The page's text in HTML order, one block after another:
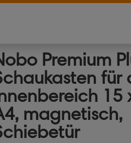
Premium
für
15
magnetisch,